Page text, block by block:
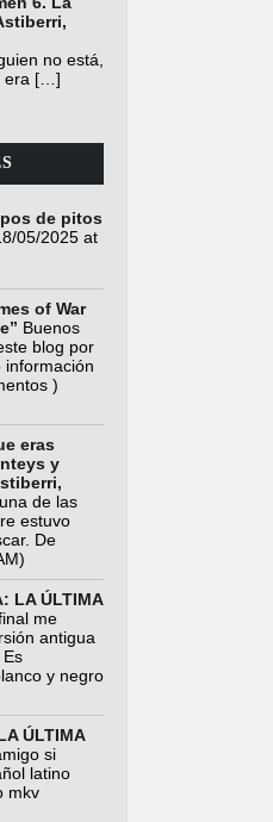
no está,
era […]
de pitos
05/2025 at
of War
Buenos
blog por
información
)
eras
y
de las
estuvo
De
LA ÚLTIMA
me
antigua
y negro
ÚLTIMA
si
latino
mkv